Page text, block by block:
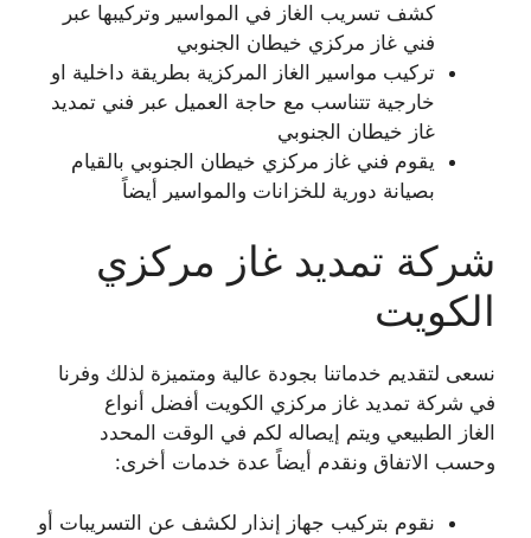
كشف تسريب الغاز في المواسير وتركيبها عبر
فني غاز مركزي خيطان الجنوبي
تركيب مواسير الغاز المركزية بطريقة داخلية او
خارجية تتناسب مع حاجة العميل عبر فني تمديد
غاز خيطان الجنوبي
يقوم فني غاز مركزي خيطان الجنوبي بالقيام
بصيانة دورية للخزانات والمواسير أيضاً
شركة تمديد غاز مركزي
الكويت
نسعى لتقديم خدماتنا بجودة عالية ومتميزة لذلك وفرنا
في شركة تمديد غاز مركزي الكويت أفضل أنواع
الغاز الطبيعي ويتم إيصاله لكم في الوقت المحدد
وحسب الاتفاق ونقدم أيضاً عدة خدمات أخرى:
نقوم بتركيب جهاز إنذار لكشف عن التسريبات أو